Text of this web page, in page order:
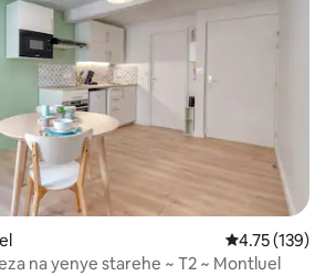
Ukadiriaji wa
4.75 (139)
na yenye starehe ~ T2 ~ Montluel